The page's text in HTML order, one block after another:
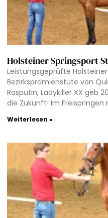
Holsteiner Springsport
Leistungsgeprüfte
Bezirksprämienstute von
Rasputin, Ladykiller XX geb
die Zukunft! Im
Weiterlesen »